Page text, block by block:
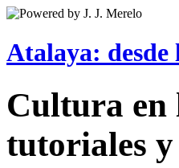
Atalaya: desde
Cultura en
tutoriales